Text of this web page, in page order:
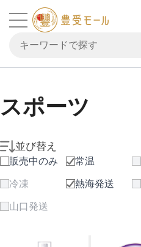
スポーツ
並び替え
販売中のみ 常温
冷凍 熱海発送
山口発送